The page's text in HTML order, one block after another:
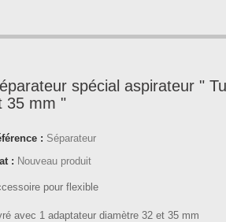
spécial aspirateur "
35 mm "
: Séparateur
: Nouveau produit
pour flexible
avec 1 adaptateur diamètre 32 et 35 mm